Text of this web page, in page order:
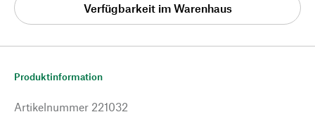
Verfügbarkeit im Warenhaus
Produktinformation
Artikelnummer 221032